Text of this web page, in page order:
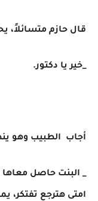
قال حازم
_خير يا دكتور.
أجاب الطبيب وهو
_ البنت حاصل
امتى هترجع تفتكر،